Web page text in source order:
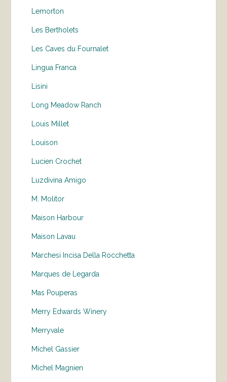
Lemorton
Les Bertholets
Les Caves du Fournalet
Lingua Franca
Lisini
Long Meadow Ranch
Louis Millet
Louison
Lucien Crochet
Luzdivina Amigo
M. Molitor
Maison Harbour
Maison Lavau
Marchesi Incisa Della Rocchetta
Marques de Legarda
Mas Pouperas
Merry Edwards Winery
Merryvale
Michel Gassier
Michel Magnien